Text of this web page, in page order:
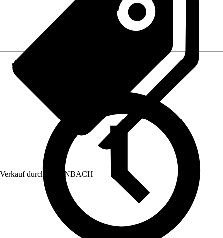
Verkauf durch: HORNBACH